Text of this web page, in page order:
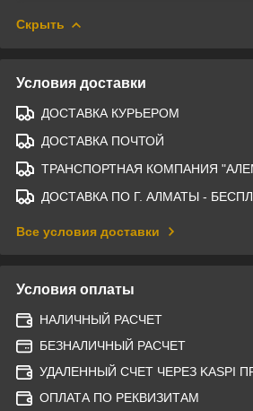
Скрыть
Условия доставки
ДОСТАВКА КУРЬЕРОМ
ДОСТАВКА ПОЧТОЙ
ТРАНСПОРТНАЯ КОМПАНИЯ
ДОСТАВКА ПО Г. АЛМАТЫ -
Все условия доставки
Условия оплаты
НАЛИЧНЫЙ РАСЧЕТ
БЕЗНАЛИЧНЫЙ РАСЧЕТ
УДАЛЕННЫЙ СЧЕТ ЧЕРЕЗ KASPI
ОПЛАТА ПО РЕКВИЗИТАМ